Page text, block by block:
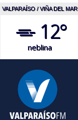
VALPARAÍSO / VIÑA DEL MAR
12°
neblina